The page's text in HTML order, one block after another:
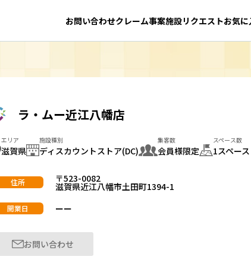
お問い合わせクレーム事案施設リクエストお気に
ラ・ムー近江八幡店
エリア
滋賀県
施設種別
ディスカウントストア(DC)
集客数
会員様限定
スペース数
1スペース
住所 〒523-0082
滋賀県近江八幡市土田町1394-1
開業日 ーー
お問い合わせ